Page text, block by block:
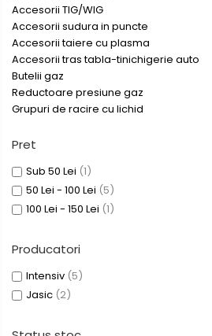
Accesorii sudura
Masti sudura
Sarma sudura MIG/MAG
Electrozi sudura MMA
Baghete si Electrozi sudura
Pistolete sudura MIG/MAG
Pistolete sudura TIG/WIG
Pistolete taiere cu plasma
Accesorii MMA
Accesorii MIG/MAG
Accesorii TIG/WIG
Accesorii sudura in puncte
Accesorii TIG/WIG
Accesorii sudura in puncte
Accesorii taiere cu plasma
Accesorii tras tabla-tinichigerie auto
Butelii gaz
Reductoare presiune gaz
Grupuri de racire cu lichid
Pret
Sub 50 Lei (1)
50 Lei - 100 Lei (5)
100 Lei - 150 Lei (1)
Producatori
Intensiv (5)
Jasic (2)